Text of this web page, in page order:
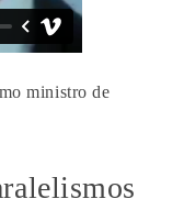
ministro de